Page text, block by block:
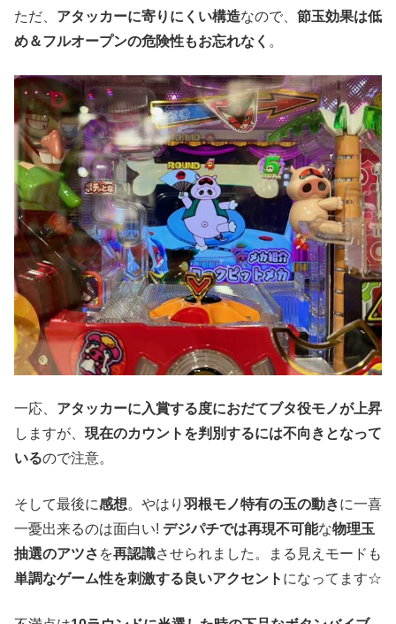
ただ、 アタッカーに寄りにくい構造なので、 節玉効果は低
め＆フルオープンの危険性もお忘れなく 。
一応、 アタッカーに入賞する度におだてブタ役モノが上昇
しますが、 現在のカウントを判別するには不向きとなって
いるので注意。
そして最後に感想。やはり 羽根モノ特有の玉の動きに一喜
一憂出来るのは面白い! デジパチでは再現不可能な物理玉
抽選のアツさ を再認識させられました。まる見えモードも
単調なゲーム性を刺激する良いアクセント になってます☆